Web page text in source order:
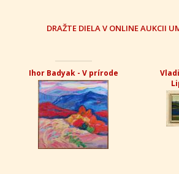
DRAŽTE DIELA V ONLINE AUKCII
Ihor Badyak - V prírode